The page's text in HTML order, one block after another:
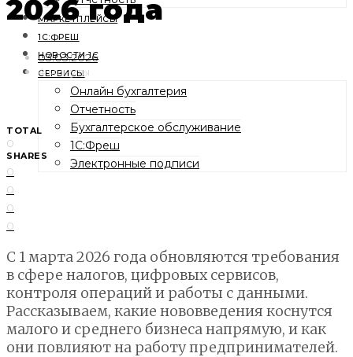
МАРКЕТПЛЕЙСЫ
1С:ФРЕШ
НОВОСТИ 1С
СЕРВИСЫ
Онлайн бухгалтерия
Отчетность
Бухгалтерское обслуживание
1С:Фреш
Электронные подписи
2026 года
03.03.2026
4 минуты
TOTAL
0
SHARES
0
0
0
0
С 1 марта 2026 года обновляются требования
в сфере налогов, цифровых сервисов,
контроля операций и работы с данными.
Рассказываем, какие нововведения коснутся
малого и среднего бизнеса напрямую, и как
они повлияют на работу предпринимателей.